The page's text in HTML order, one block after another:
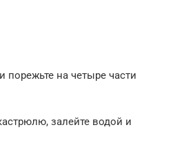
на четыре части
залейте водой и